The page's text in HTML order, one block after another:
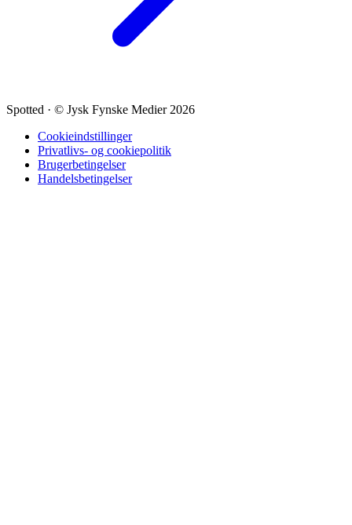
Spotted · © Jysk Fynske Medier 2026
Cookieindstillinger
Privatlivs- og cookiepolitik
Brugerbetingelser
Handelsbetingelser